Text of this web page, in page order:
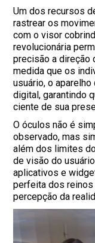
Um dos recursos
rastrear os
com o visor
revolucionária
precisão a direção
medida que os
usuário, o
digital, garantindo
ciente de sua
O óculos não é
observado, mas
além dos limites
de visão do
aplicativos e
perfeita dos reinos
percepção da